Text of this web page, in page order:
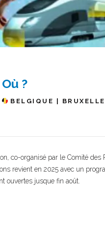
Où ?
BELGIQUE |
co-organisé par le Comité
revient en 2025 avec un
ouvertes jusque fin août.